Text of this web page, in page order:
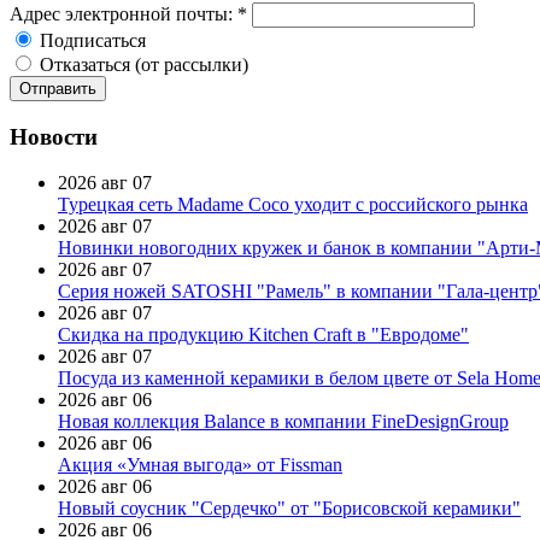
Адрес электронной почты: *
Подписаться
Отказаться (от рассылки)
Новости
2026 авг 07
Турецкая сеть Madame Coco уходит с российского рынка
2026 авг 07
Новинки новогодних кружек и банок в компании
2026 авг 07
Серия ножей SATOSHI "Рамель" в компании "Гала-
2026 авг 07
Скидка на продукцию Kitchen Craft в "Евродоме"
2026 авг 07
Посуда из каменной керамики в белом цвете от Sela Home
2026 авг 06
Новая коллекция Balance в компании FineDesignGroup
2026 авг 06
Акция «Умная выгода» от Fissman
2026 авг 06
Новый соусник "Сердечко" от "Борисовской керамики"
2026 авг 06